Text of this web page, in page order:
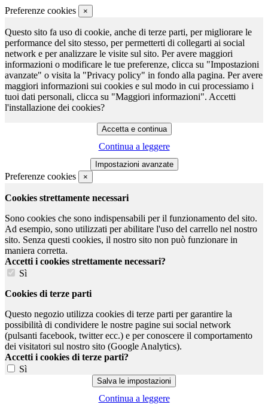
Preferenze cookies ×
Questo sito fa uso di cookie, anche di terze parti, per migliorare le
performance del sito stesso, per permetterti di collegarti ai social
network e per analizzare le visite sul sito. Per avere maggiori
informazioni o modificare le tue preferenze, clicca su "Impostazioni
avanzate" o visita la "Privacy policy" in fondo alla pagina. Per avere
maggiori informazioni sui cookies e sul modo in cui processiamo i
tuoi dati personali, clicca su "Maggiori informazioni". Accetti
l'installazione dei cookies?
Continua a leggere
Preferenze cookies ×
Cookies strettamente necessari
Sono cookies che sono indispensabili per il funzionamento del sito.
Ad esempio, sono utilizzati per abilitare l'uso del carrello nel nostro
sito. Senza questi cookies, il nostro sito non può funzionare in
maniera corretta.
Accetti i cookies strettamente necessari?
Sì
Cookies di terze parti
Questo negozio utilizza cookies di terze parti per garantire la
possibilità di condividere le nostre pagine sui social network
(pulsanti facebook, twitter ecc.) e per conoscere il comportamento
dei visitatori sul nostro sito (Google Analytics).
Accetti i cookies di terze parti?
Sì
Continua a leggere